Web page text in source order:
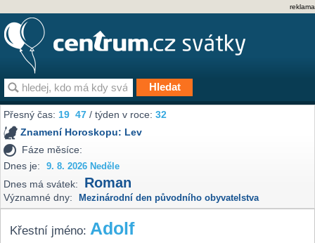
reklama
Přesný čas:19 47 / týden v roce:32
Znamení Horoskopu: Lev
Fáze měsíce:
Dnes je:
9. 8. 2026 Neděle
Dnes má svátek: Roman
Významné dny: Mezinárodní den původního obyvatelstva
Křestní jméno: Adolf